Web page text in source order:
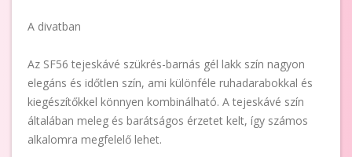
A divatban
Az SF56 tejeskávé szükrés-barnás gél lakk szín nagyon
elegáns és időtlen szín, ami különféle ruhadarabokkal és
kiegészítőkkel könnyen kombinálható. A tejeskávé szín
általában meleg és barátságos érzetet kelt, így számos
alkalomra megfelelő lehet.